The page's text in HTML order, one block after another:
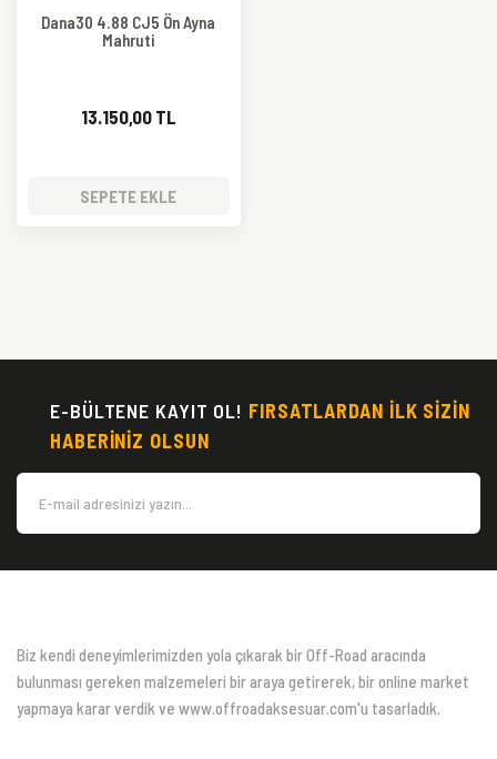
Dana30 4.88 CJ5 Ön Ayna
Mahruti
13.150,00 TL
SEPETE EKLE
E-BÜLTENE KAYIT OL! FIRSATLARDAN İLK SİZİN
HABERİNİZ OLSUN
Biz kendi deneyimlerimizden yola çıkarak bir Off-Road aracında
bulunması gereken malzemeleri bir araya getirerek, bir online market
yapmaya karar verdik ve www.offroadaksesuar.com'u tasarladık.